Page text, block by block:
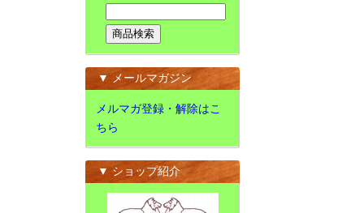
▼ メールマガジン
メルマガ登録・解除はこ
ちら
▼ ショップ紹介